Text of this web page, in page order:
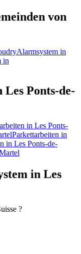
von
Alarmsystem in
in
Ponts-de-
in Les Ponts-
Parkettarbeiten in
in Les Ponts-de-
in Les
?